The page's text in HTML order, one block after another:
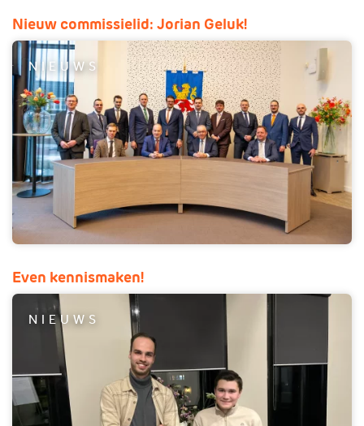
Nieuw commissielid: Jorian Geluk!
NIEUWS
Even kennismaken!
NIEUWS